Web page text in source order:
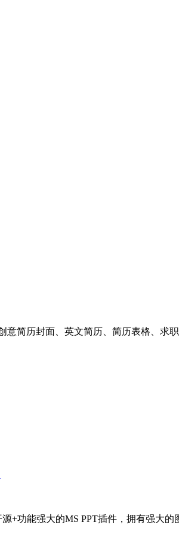
简历封面、英文简历、简历表格、求
+功能强大的MS PPT插件，拥有强大的